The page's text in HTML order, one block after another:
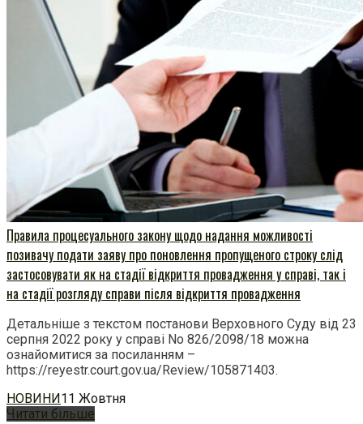
Правила процесуального закону щодо надання можливості
позивачу подати заяву про поновлення пропущеного строку слід
застосовувати як на стадії відкриття провадження у справі, так і
на стадії розгляду справи після відкриття провадження
Детальніше з текстом постанови Верховного Суду від 23
серпня 2022 року у справі No 826/2098/18 можна
ознайомитися за посиланням –
https://reyestr.court.gov.ua/Review/105871403.
НОВИНИ 11 Жовтня
Читати більше